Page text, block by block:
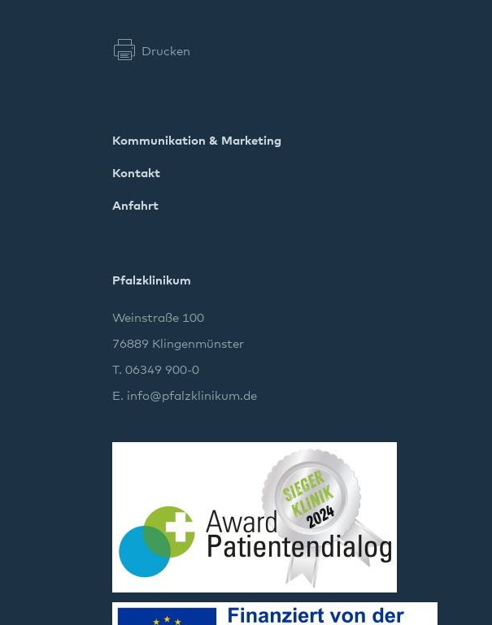
Drucken
Kommunikation & Marketing
Kontakt
Anfahrt
Pfalzklinikum
Weinstraße 100
76889 Klingenmünster
T. 06349 900-0
E. info@pfalzklinikum.de